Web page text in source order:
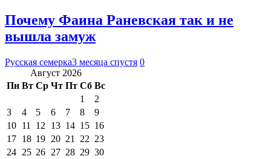
Почему Фаина Раневская так и не
вышла замуж
Русская семерка3 месяца спустя 0
Август 2026
Пн Вт Ср Чт Пт Сб Вс
1
2
3
4 5 6 7 8
9
10 11 12 13 14 15 16
17 18 19 20 21 22 23
24 25 26 27 28 29 30